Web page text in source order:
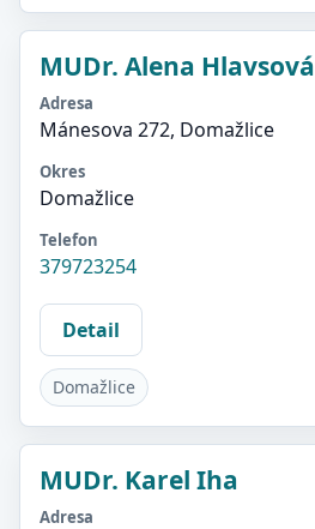
MUDr. Alena Hlavsová
Adresa
Mánesova 272, Domažlice
Okres
Domažlice
Telefon
379723254
Detail
Domažlice
MUDr. Karel Iha
Adresa